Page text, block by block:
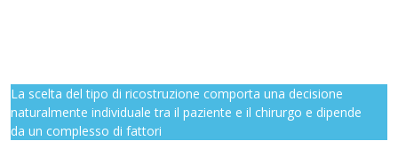
fa fa-info-circle
La scelta del tipo di ricostruzione comporta una decisione
naturalmente individuale tra il paziente e il chirurgo e dipende
da un complesso di fattori